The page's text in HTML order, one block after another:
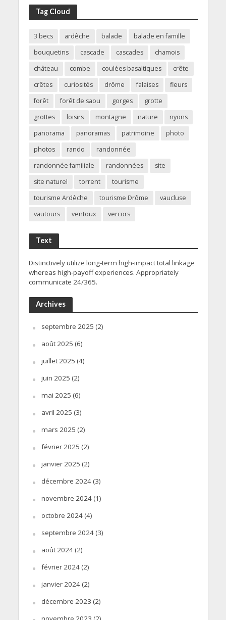
Tag Cloud
3 becs ardêche balade
balade en famille
bouquetins
cascade cascades
chamois
château
combe coulées basaltiques
crête
crêtes
curiosités drôme falaises
fleurs
forêt
forêt de saou gorges
grotte
grottes
loisirs montagne nature
nyons
panorama
panoramas patrimoine
photo
photos
rando
randonnée
randonnée familiale
randonnées
site
site naturel
torrent
tourisme
tourisme Ardèche
tourisme Drôme
vaucluse
vautours
ventoux vercors
Text
Distinctively utilize long-term high-impact total linkage
whereas high-payoff experiences. Appropriately
communicate 24/365.
Archives
septembre 2025 (2)
août 2025 (6)
juillet 2025 (4)
juin 2025 (2)
mai 2025 (6)
avril 2025 (3)
mars 2025 (2)
février 2025 (2)
janvier 2025 (2)
décembre 2024(3)
novembre 2024(1)
octobre 2024(4)
septembre 2024(3)
août 2024(2)
février 2024(2)
janvier 2024(2)
décembre 2023 (2)